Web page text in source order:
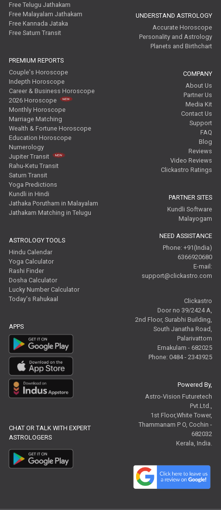
Free Telugu Jathakam
Free Malayalam Jathakam
Free Kannada Jataka
Free Saturn Transit
PREMIUM REPORTS
Couple's Horoscope
Indepth Horoscope
Career & Business Horoscope
2026 Horoscope
Monthly Horoscope
Marriage Matching
Wealth & Fortune Horoscope
Education Horoscope
Numerology
Jupiter Transit
Rahu-Ketu Transit
Saturn Transit
Yoga Predictions
Kundli in Hindi
Jathaka Porutham in Malayalam
Jathakam Matching in Telugu
ASTROLOGY TOOLS
Hindu Calendar
Yoga Calculator
Rashi Finder
Dosha Calculator
Lucky Number Calculator
Today's Rahukaal
APPS
CHAT OR TALK WITH EXPERT
ASTROLOGERS
UNDERSTAND ASTROLOGY
Accurate Horoscope
Personality and Astrology
Planets and Birthchart
COMPANY
About Us
Partner Us
Media Kit
Contact Us
Support
FAQ
Blog
Reviews
Video Reviews
Clickastro Ratings
PARTNER SITES
Kundli Software
Malayogam
NEED ASSISTANCE
Phone: +91(India)
6366920680
E-mail:
support@clickastro.com
Clickastro
Door no 39/2424 A,
2nd Floor, Surabhi Building,
South Janatha Road,
Palarivattom
Ernakulam - 682025
Phone: 0484 - 2343925
Powered By,
Astro-Vision Futuretech
Pvt.Ltd.,
1st Floor,White Tower,
Thammanam P O, Cochin -
682032
Kerala, India.